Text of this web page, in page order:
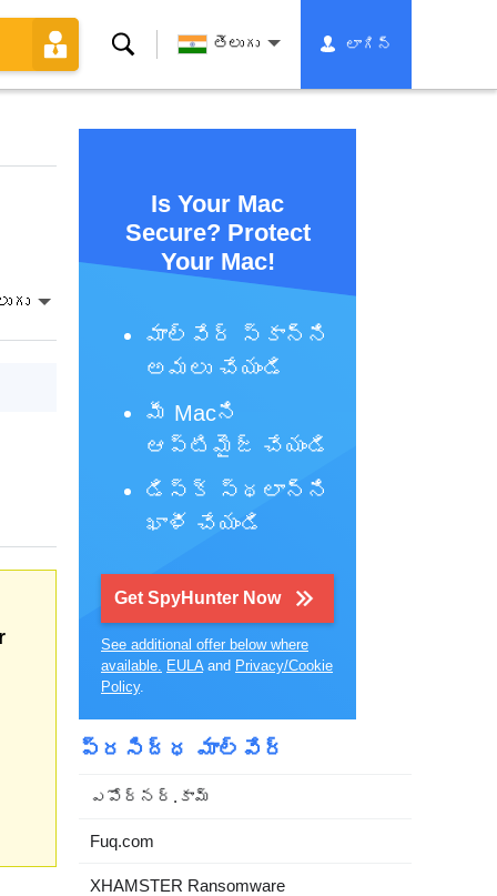
శోధన తెలుగు లాగిన్
Is Your Mac
Secure? Protect
Your Mac!
మాల్వేర్ స్కాన్‌ని
అమలు చేయండి
మీ Macని
ఆప్టిమైజ్ చేయండి
డిస్క్ స్థలాన్ని
ఖాళీ చేయండి
Get SpyHunter Now
See additional offer below where
available. EULAand Privacy/Cookie
Policy.
ప్రసిద్ధ మాల్వేర్
ఎపోర్నర్.కామ్
Fuq.com
XHAMSTER Ransomware